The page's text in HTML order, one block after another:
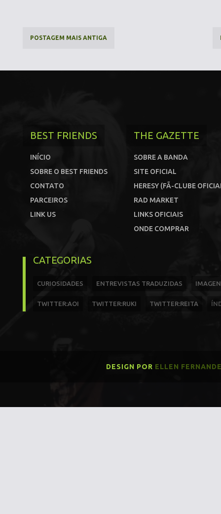
POSTAGEM MAIS ANTIGA
BEST FRIENDS
INÍCIO
SOBRE O BEST FRIENDS
CONTATO
PARCEIROS
LINK US
THE GAZETTE
SOBRE A BANDA
SITE OFICIAL
HERESY (FÃ-CLUBE
RAD MARKET
LINKS OFICIAIS
ONDE COMPRAR
CATEGORIAS
CURIOSIDADES ENTREVISTAS TRADUZIDAS
TWITTER:AOI TWITTER:RUKI TWITTER:REITA
DESIGN POR ELLEN